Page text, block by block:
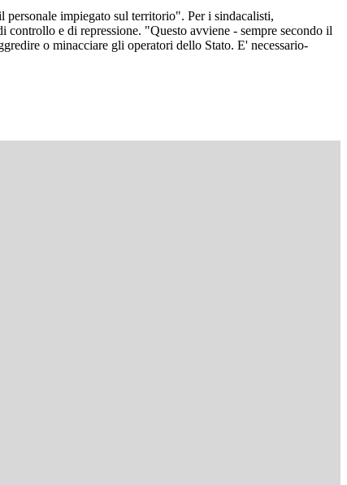
impiegato sul territorio". Per i sindacalisti,
e di repressione. "Questo avviene - sempre secondo il
o minacciare gli operatori dello Stato. E' necessario-